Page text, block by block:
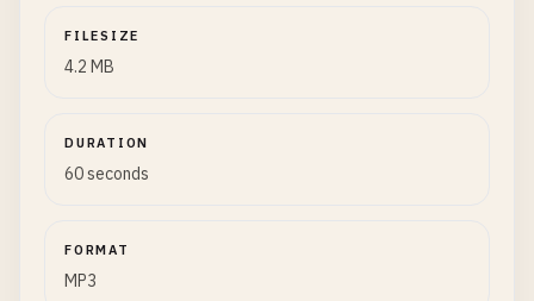
FILESIZE
4.2 MB
DURATION
60 seconds
FORMAT
MP3